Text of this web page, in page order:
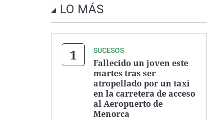
LO MÁS
SUCESOS
Fallecido un joven este
martes tras ser
atropellado por un taxi
en la carretera de acceso
al Aeropuerto de
Menorca